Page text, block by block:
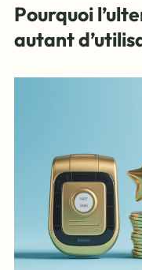
Pourquoi
autant